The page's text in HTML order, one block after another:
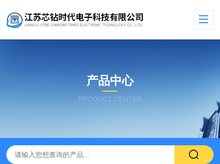
产品中心
PRODUCT CENTER